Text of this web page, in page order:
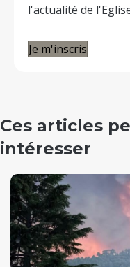
l'actualité de
Je m'inscris
Ces articles
intéresser